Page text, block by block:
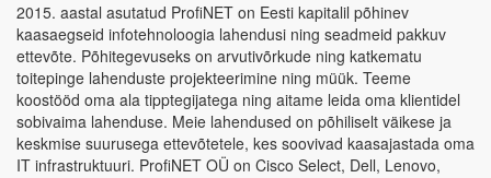
2015. aastal asutatud ProfiNET on Eesti kapitalil põhinev
kaasaegseid infotehnoloogia lahendusi ning seadmeid pakkuv
ettevõte. Põhitegevuseks on arvutivõrkude ning katkematu
toitepinge lahenduste projekteerimine ning müük. Teeme
koostööd oma ala tipptegijatega ning aitame leida oma klientidel
sobivaima lahenduse. Meie lahendused on põhiliselt väikese ja
keskmise suurusega ettevõtetele, kes soovivad kaasajastada oma
IT infrastruktuuri. ProfiNET OÜ on Cisco Select, Dell, Lenovo,